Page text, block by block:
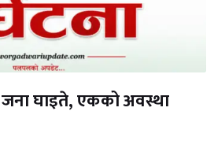
जना घाइते, एकको अवस्था